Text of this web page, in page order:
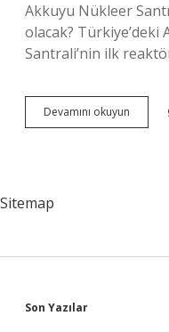
Akkuyu Nükleer
olacak? Türkiye’deki
Santrali’nin ilk
Devamını okuyun
Santral
Sitemap
Sidebar
Son Yazılar